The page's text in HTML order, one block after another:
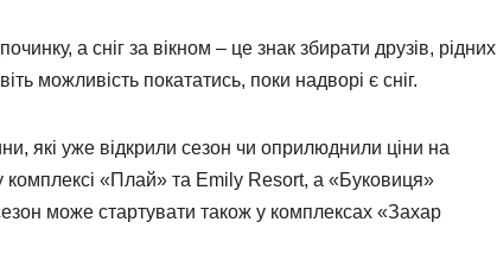
а сніг за вікном – це знак збирати друзів, рідних
можливість покататись, поки надворі є сніг.
які уже відкрили сезон чи оприлюднили ціни на
«Плай» та Emily Resort, а «Буковиця»
може стартувати також у комплексах «Захар